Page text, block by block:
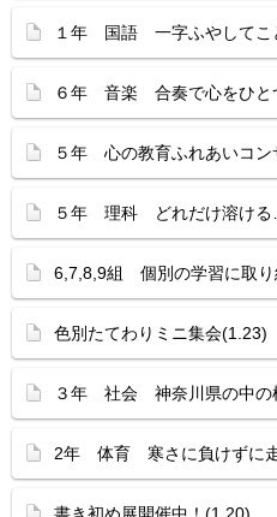
１年 国語 一字ふやしてこ
６年 音楽 合奏で心をひと
５年 心の教育ふれあいコン
５年 理科 どれだけ溶け
6,7,8,9組 個別の学習に取り
色別たてわりミニ集会(1.23)
３年 社会 神奈川県の中の
2年 体育 寒さに負けずに